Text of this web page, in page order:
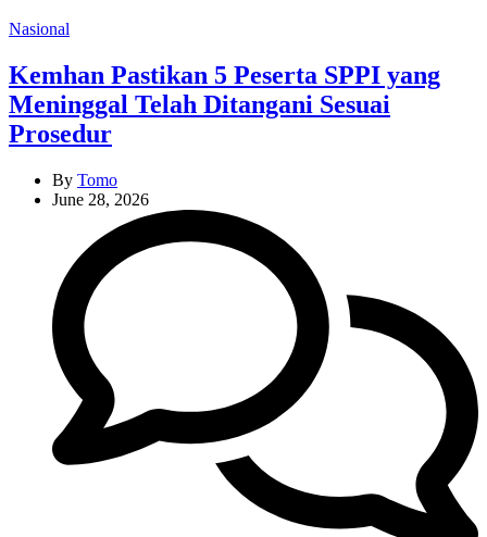
Categories
Nasional
Kemhan Pastikan 5 Peserta SPPI yang
Meninggal Telah Ditangani Sesuai
Prosedur
By Tomo
June 28, 2026